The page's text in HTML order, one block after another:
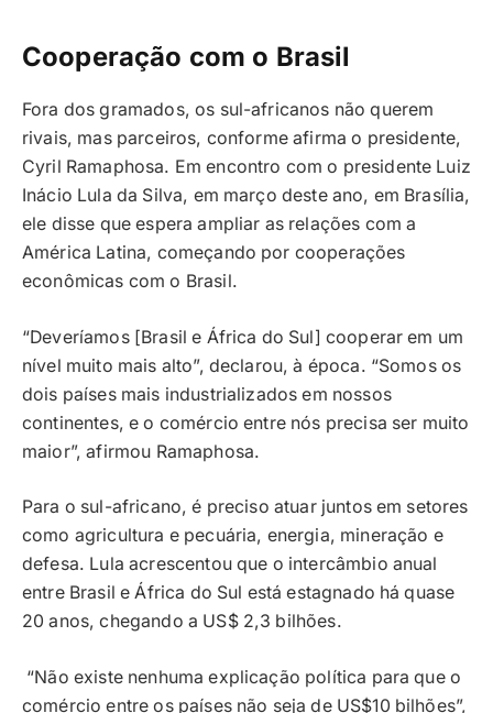
Cooperação com o Brasil
Fora dos gramados, os sul-africanos não querem
rivais, mas parceiros, conforme afirma o presidente,
Cyril Ramaphosa. Em encontro com o presidente Luiz
Inácio Lula da Silva, em março deste ano, em Brasília,
ele disse que espera ampliar as relações com a
América Latina, começando por cooperações
econômicas com o Brasil.
“Deveríamos [Brasil e África do Sul] cooperar em um
nível muito mais alto”, declarou, à época. “Somos os
dois países mais industrializados em nossos
continentes, e o comércio entre nós precisa ser muito
maior”, afirmou Ramaphosa.
Para o sul-africano, é preciso atuar juntos em setores
como agricultura e pecuária, energia, mineração e
defesa. Lula acrescentou que o intercâmbio anual
entre Brasil e África do Sul está estagnado há quase
20 anos, chegando a US$ 2,3 bilhões.
“Não existe nenhuma explicação política para que o
comércio entre os países não seja de US$10 bilhões”,